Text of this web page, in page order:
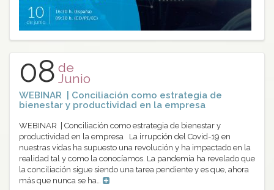
08 de
Junio
WEBINAR | Conciliación como estrategia de
bienestar y productividad en la empresa
WEBINAR | Conciliación como estrategia de bienestar y
productividad en la empresa La irrupción del Covid-19 en
nuestras vidas ha supuesto una revolución y ha impactado en la
realidad tal y como la conocíamos. La pandemia ha revelado que
la conciliación sigue siendo una tarea pendiente y es que, ahora
más que nunca se ha…